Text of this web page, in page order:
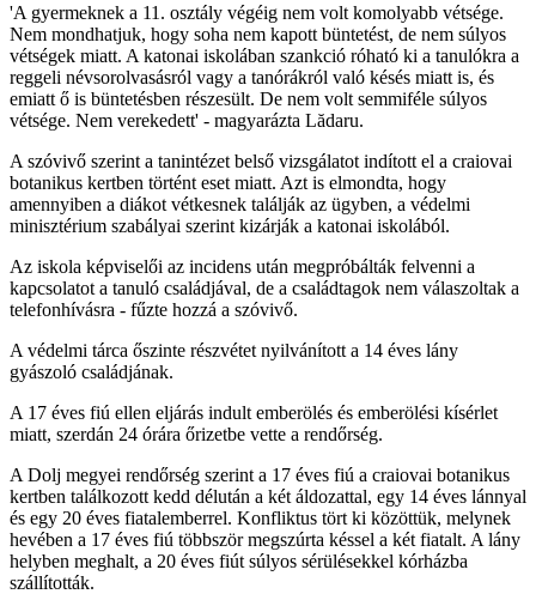
'A gyermeknek a 11. osztály végéig nem volt komolyabb vétsége.
Nem mondhatjuk, hogy soha nem kapott büntetést, de nem súlyos
vétségek miatt. A katonai iskolában szankció róható ki a tanulókra a
reggeli névsorolvasásról vagy a tanórákról való késés miatt is, és
emiatt ő is büntetésben részesült. De nem volt semmiféle súlyos
vétsége. Nem verekedett' - magyarázta Lădaru.
A szóvivő szerint a tanintézet belső vizsgálatot indított el a craiovai
botanikus kertben történt eset miatt. Azt is elmondta, hogy
amennyiben a diákot vétkesnek találják az ügyben, a védelmi
minisztérium szabályai szerint kizárják a katonai iskolából.
Az iskola képviselői az incidens után megpróbálták felvenni a
kapcsolatot a tanuló családjával, de a családtagok nem válaszoltak a
telefonhívásra - fűzte hozzá a szóvivő.
A védelmi tárca őszinte részvétet nyilvánított a 14 éves lány
gyászoló családjának.
A 17 éves fiú ellen eljárás indult emberölés és emberölési kísérlet
miatt, szerdán 24 órára őrizetbe vette a rendőrség.
A Dolj megyei rendőrség szerint a 17 éves fiú a craiovai botanikus
kertben találkozott kedd délután a két áldozattal, egy 14 éves lánnyal
és egy 20 éves fiatalemberrel. Konfliktus tört ki közöttük, melynek
hevében a 17 éves fiú többször megszúrta késsel a két fiatalt. A lány
helyben meghalt, a 20 éves fiút súlyos sérülésekkel kórházba
szállították.